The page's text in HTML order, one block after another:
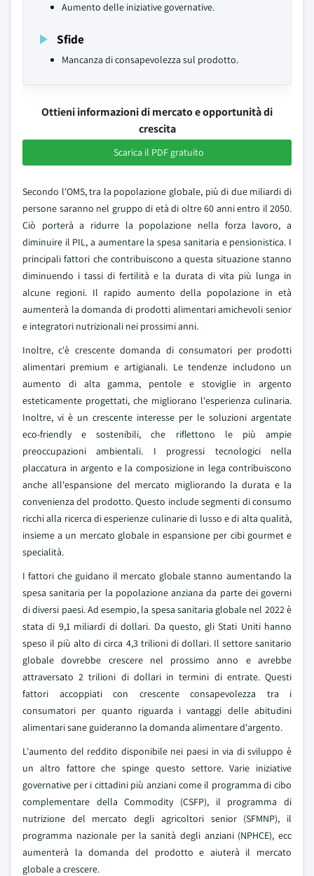
Aumento delle iniziative governative.
Sfide
Mancanza di consapevolezza sul prodotto.
Ottieni informazioni di mercato e opportunità di
crescita
Scarica il PDF gratuito
Secondo l'OMS, tra la popolazione globale, più di due miliardi di
persone saranno nel gruppo di età di oltre 60 anni entro il 2050.
Ciò porterà a ridurre la popolazione nella forza lavoro, a
diminuire il PIL, a aumentare la spesa sanitaria e pensionistica. I
principali fattori che contribuiscono a questa situazione stanno
diminuendo i tassi di fertilità e la durata di vita più lunga in
alcune regioni. Il rapido aumento della popolazione in età
aumenterà la domanda di prodotti alimentari amichevoli senior
e integratori nutrizionali nei prossimi anni.
Inoltre, c'è crescente domanda di consumatori per prodotti
alimentari premium e artigianali. Le tendenze includono un
aumento di alta gamma, pentole e stoviglie in argento
esteticamente progettati, che migliorano l'esperienza culinaria.
Inoltre, vi è un crescente interesse per le soluzioni argentate
eco-friendly e sostenibili, che riflettono le più ampie
preoccupazioni ambientali. I progressi tecnologici nella
placcatura in argento e la composizione in lega contribuiscono
anche all'espansione del mercato migliorando la durata e la
convenienza del prodotto. Questo include segmenti di consumo
ricchi alla ricerca di esperienze culinarie di lusso e di alta qualità,
insieme a un mercato globale in espansione per cibi gourmet e
specialità.
I fattori che guidano il mercato globale stanno aumentando la
spesa sanitaria per la popolazione anziana da parte dei governi
di diversi paesi. Ad esempio, la spesa sanitaria globale nel 2022 è
stata di 9,1 miliardi di dollari. Da questo, gli Stati Uniti hanno
speso il più alto di circa 4,3 trilioni di dollari. Il settore sanitario
globale dovrebbe crescere nel prossimo anno e avrebbe
attraversato 2 trilioni di dollari in termini di entrate. Questi
fattori accoppiati con crescente consapevolezza tra i
consumatori per quanto riguarda i vantaggi delle abitudini
alimentari sane guideranno la domanda alimentare d'argento.
L'aumento del reddito disponibile nei paesi in via di sviluppo è
un altro fattore che spinge questo settore. Varie iniziative
governative per i cittadini più anziani come il programma di cibo
complementare della Commodity (CSFP), il programma di
nutrizione del mercato degli agricoltori senior (SFMNP), il
programma nazionale per la sanità degli anziani (NPHCE), ecc
aumenterà la domanda del prodotto e aiuterà il mercato
globale a crescere.